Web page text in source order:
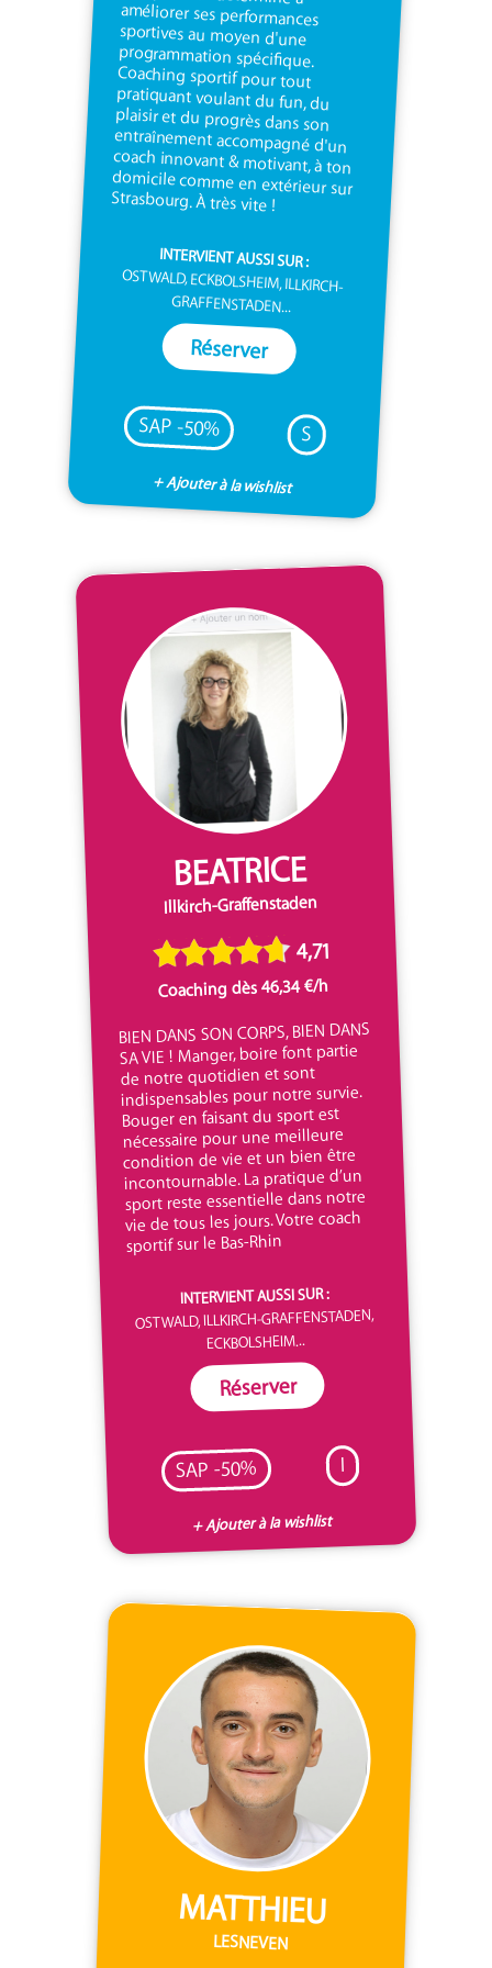
Strasbourg. À très vite !
INTERVIENT AUSSI SUR :
OSTWALD, ECKBOLSHEIM, ILLKIRCH-
GRAFFENSTADEN...
Réserver
SAP -50% S
+ Ajouter à la wishlist
BEATRICE
Illkirch-Graffenstaden
4,71
Coaching dès 46,34 €/h
BIEN DANS SON CORPS, BIEN DANS
SA VIE ! Manger, boire font partie
de notre quotidien et sont
indispensables pour notre survie.
Bouger en faisant du sport est
nécessaire pour une meilleure
condition de vie et un bien être
incontournable. La pratique d’un
sport reste essentielle dans notre
vie de tous les jours. Votre coach
sportif sur le Bas-Rhin
INTERVIENT AUSSI SUR :
OSTWALD, ILLKIRCH-GRAFFENSTADEN,
ECKBOLSHEIM...
Réserver
SAP -50% I
+ Ajouter à la wishlist
MATTHIEU
LESNEVEN